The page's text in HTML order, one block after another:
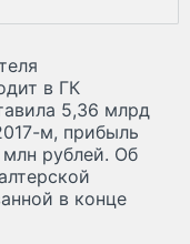
в ГК
5,36 млрд
м, прибыль
рублей. Об
в конце